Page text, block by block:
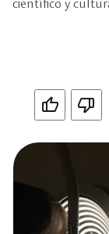
científico y
Si No